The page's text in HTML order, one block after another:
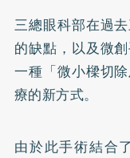
三總眼科部在過
的缺點，以及微
一種「微小樑切
療的新方式。
由於此手術結合